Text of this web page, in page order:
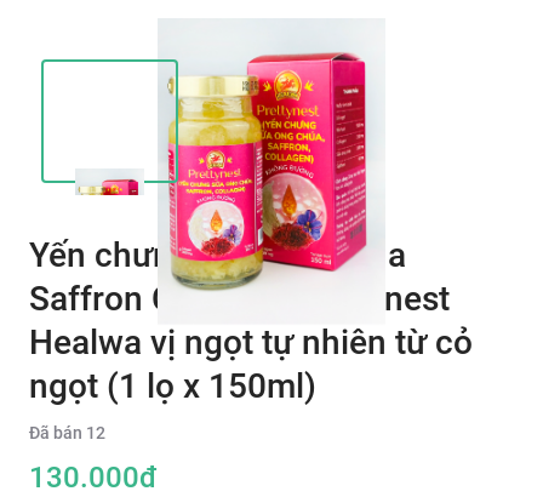
Yến chưng sữa ong chúa
Saffron Collagen Prettynest
Healwa vị ngọt tự nhiên từ cỏ
ngọt (1 lọ x 150ml)
Đã bán 12
130.000đ